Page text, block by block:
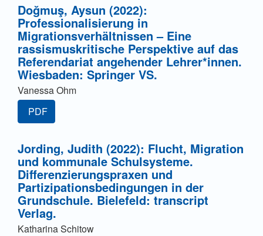
Doğmuş, Aysun (2022):
Professionalisierung in
Migrationsverhältnissen – Eine
rassismuskritische Perspektive auf das
Referendariat angehender Lehrer*innen.
Wiesbaden: Springer VS.
Vanessa Ohm
PDF
Jording, Judith (2022): Flucht, Migration
und kommunale Schulsysteme.
Differenzierungspraxen und
Partizipationsbedingungen in der
Grundschule. Bielefeld: transcript
Verlag.
Katharina Schitow